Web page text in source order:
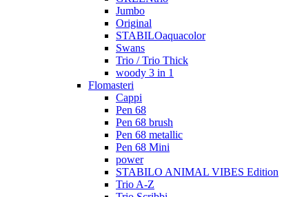
Jumbo
Original
STABILOaquacolor
Swans
Trio / Trio Thick
woody 3 in 1
Flomasteri
Cappi
Pen 68
Pen 68 brush
Pen 68 metallic
Pen 68 Mini
power
STABILO ANIMAL VIBES Edition
Trio A-Z